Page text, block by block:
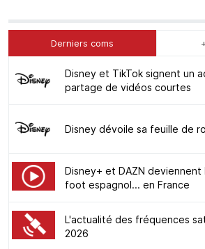
Derniers coms
Disney et TikTok signent un
partage de vidéos courtes
Disney dévoile sa feuille de
Disney+ et DAZN
foot espagnol... en France
L'actualité des fréquences
2026